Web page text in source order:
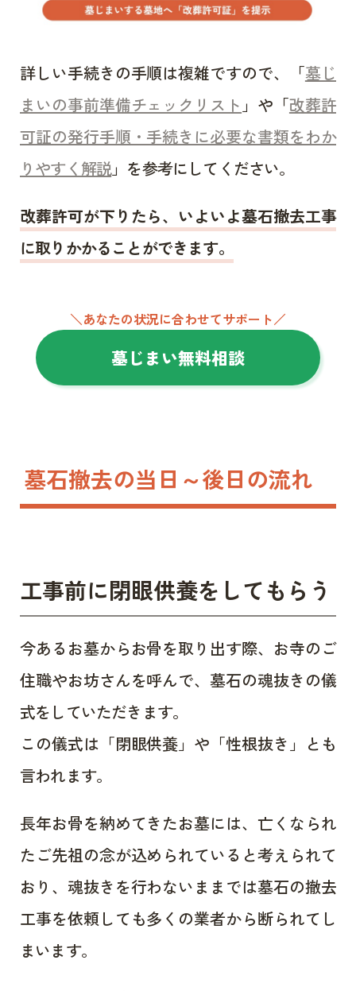
詳しい手続きの手順は複雑ですので、「墓じ
まいの事前準備チェックリスト 」や「改葬許
可証の発行手順・手続きに必要な書類をわか
りやすく解説」を参考にしてください。
改葬許可が下りたら、いよいよ墓石撤去工事
に取りかかることができます。
＼あなたの状況に合わせてサポート／
墓じまい無料相談
墓石撤去の当日～後日の流れ
工事前に閉眼供養をしてもらう
今あるお墓からお骨を取り出す際、お寺のご
住職やお坊さんを呼んで、墓石の魂抜きの儀
式をしていただきます。
この儀式は「閉眼供養」や「性根抜き」とも
言われます。
長年お骨を納めてきたお墓には、亡くなられ
たご先祖の念が込められていると考えられて
おり、魂抜きを行わないままでは墓石の撤去
工事を依頼しても多くの業者から断られてし
まいます。